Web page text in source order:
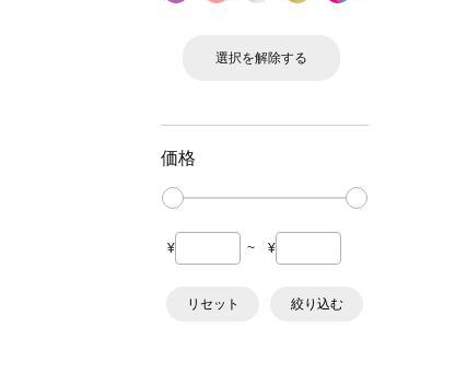
選択を解除する
価格
¥ ~ ¥
リセット 絞り込む